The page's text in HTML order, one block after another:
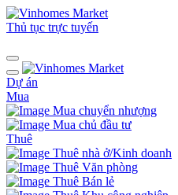
Thủ tục trực tuyến
Dự án
Mua
Mua chuyển nhượng
Mua chủ đầu tư
Thuê
Thuê nhà ở/Kinh doanh
Thuê Văn phòng
Thuê Bán lẻ